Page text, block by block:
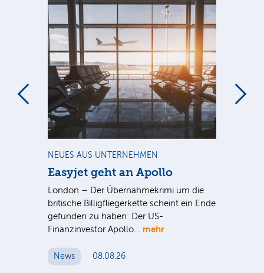
NEUES AUS UNTERNEHMEN
Easyjet geht an Apollo
London – Der Übernahmekrimi um die
britische Billigfliegerkette scheint ein Ende
gefunden zu haben: Der US-
Finanzinvestor Apollo… mehr
News 08.08.26